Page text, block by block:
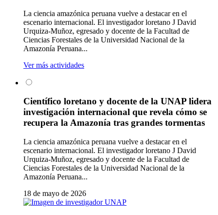
La ciencia amazónica peruana vuelve a destacar en el
escenario internacional. El investigador loretano J David
Urquiza-Muñoz, egresado y docente de la Facultad de
Ciencias Forestales de la Universidad Nacional de la
Amazonía Peruana...
Ver más actividades
Científico loretano y docente de la UNAP lidera
investigación internacional que revela cómo se
recupera la Amazonía tras grandes tormentas
La ciencia amazónica peruana vuelve a destacar en el
escenario internacional. El investigador loretano J David
Urquiza-Muñoz, egresado y docente de la Facultad de
Ciencias Forestales de la Universidad Nacional de la
Amazonía Peruana...
18 de mayo de 2026